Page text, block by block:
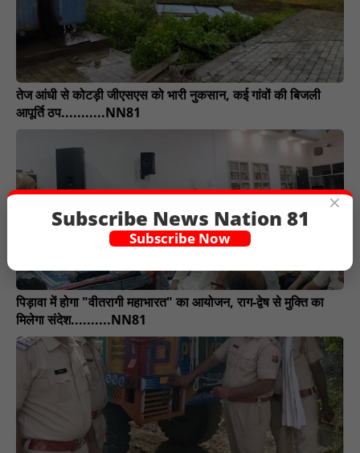
तेज आंधी से कोटड़ी जीएसएस को भारी नुकसान, कई गांवों की बिजली
आपूर्ति ठप...........NN81
पिड़ावा में होगा "वीतरागी महाभारत" का आयोजन, राग-द्वेष से मुक्ति का
मिलेगा संदेश..........NN81
×
Subscribe News Nation 81
Subscribe Now